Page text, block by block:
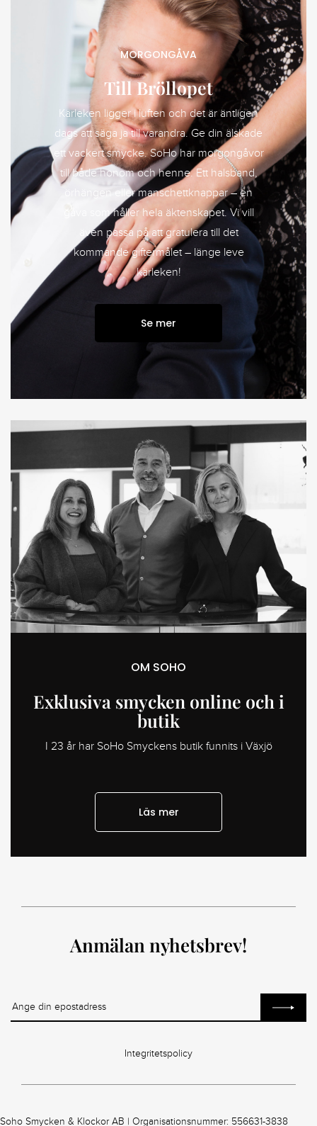
MORGONGÅVA
Till Bröllopet
Kärleken ligger i luften och det är äntligen
dags att säga ja till varandra. Ge din älskade
ett vackert smycke. SoHo har morgongåvor
till både honom och henne. Ett halsband,
örhängen eller manschettknappar – en
gåva som håller hela äktenskapet. Vi vill
även passa på att gratulera till det
kommande giftermålet – länge leve
kärleken!
Se mer
OM SOHO
Exklusiva smycken online och i
butik
I 23 år har SoHo Smyckens butik funnits i Växjö
Läs mer
Anmälan nyhetsbrev!
Integritetspolicy
Soho Smycken & Klockor AB | Organisationsnummer: 556631-3838